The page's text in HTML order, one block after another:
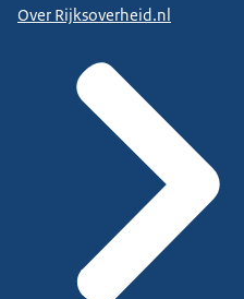
Over Rijksoverheid.nl